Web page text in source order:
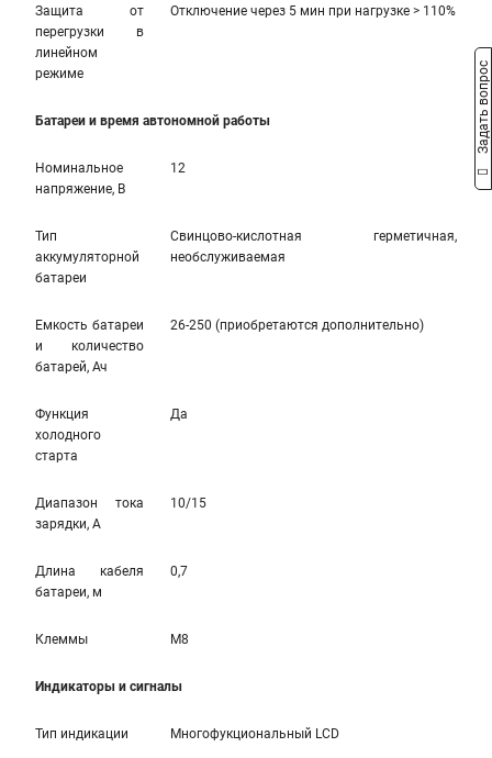
Защита от
перегрузки в
линейном
режиме
Отключение через 5 мин при нагрузке > 110%
Батареи и время автономной работы
Номинальное
напряжение, В
12
Тип
аккумуляторной
батареи
Свинцово-кислотная герметичная,
необслуживаемая
Емкость батареи
и количество
батарей, Ач
26-250 (приобретаются дополнительно)
Функция
холодного
старта
Да
Диапазон тока
зарядки, А
10/15
Длина кабеля
батареи, м
0,7
Клеммы M8
Индикаторы и сигналы
Тип индикации Многофукциональный LCD
Задать вопрос